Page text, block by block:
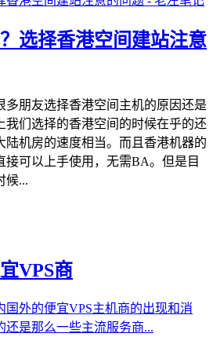
选择香港空间建站注意
多朋友选择香港空间主机的原因还是
我们选择的香港空间的时候在乎的还
陆机房的速度相当。而且香港机器的
接可以上手使用，无需BA。但是目
候...
VPS商
外的便宜VPS主机商的出现和消
还是那么一些主流服务商...